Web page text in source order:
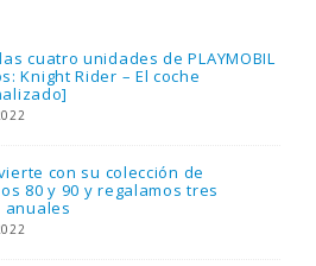
cuatro unidades de PLAYMOBIL
Knight Rider – El coche
con su colección de
80 y 90 y regalamos tres
anuales